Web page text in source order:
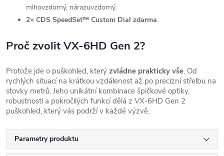
mlhovzdorný, nárazuvzdorný.
2× CDS SpeedSet™ Custom Dial zdarma.
Proč zvolit VX-6HD Gen 2?
Protože jde o puškohled, který zvládne prakticky vše. Od
rychlých situací na krátkou vzdálenost až po precizní střelbu na
stovky metrů. Jeho unikátní kombinace špičkové optiky,
robustnosti a pokročilých funkcí dělá z VX-6HD Gen 2
puškohled, který vás podrží v každé výzvě.
Parametry produktu